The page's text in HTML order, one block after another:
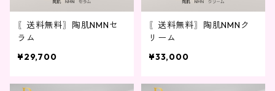
〖送料無料〗陶肌NMNセ
ラム
¥29,700
〖送料無料〗陶肌NMNク
リーム
¥33,000